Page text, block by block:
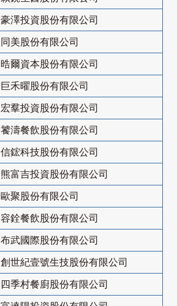
豪澤投資股份有限公司
同美股份有限公司
晧爾資本股份有限公司
巨禾曜股份有限公司
宏羣投資股份有限公司
饕濤餐飲股份有限公司
信鋐科技股份有限公司
熊富吉投資股份有限公司
歐聚股份有限公司
容銓餐飲股份有限公司
布武國際股份有限公司
創世紀壹號生技股份有限公司
四季村餐廚股份有限公司